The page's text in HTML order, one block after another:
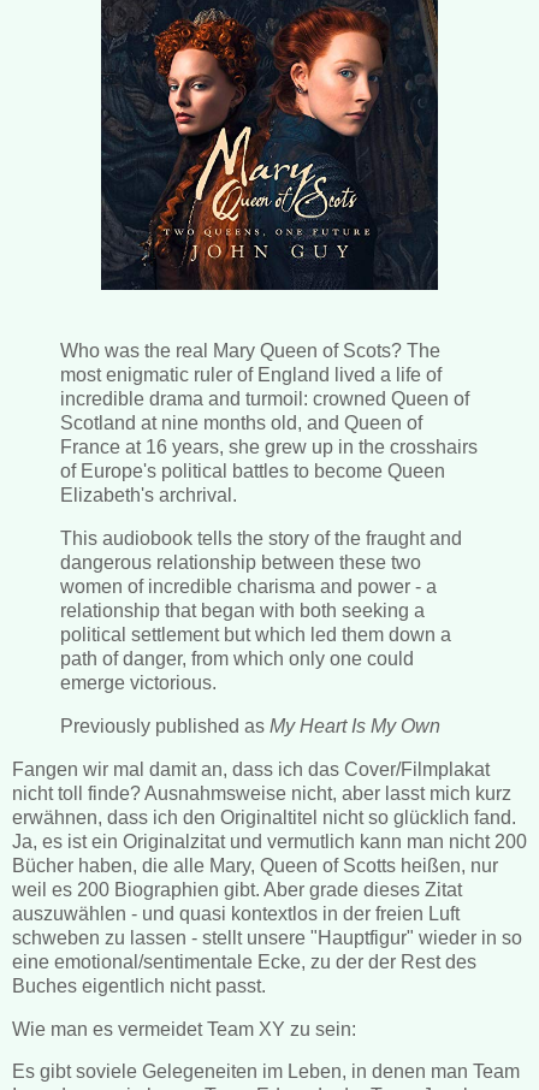
Who was the real Mary Queen of Scots? The
most enigmatic ruler of England lived a life of
incredible drama and turmoil: crowned Queen of
Scotland at nine months old, and Queen of
France at 16 years, she grew up in the crosshairs
of Europe's political battles to become Queen
Elizabeth's archrival.
This audiobook tells the story of the fraught and
dangerous relationship between these two
women of incredible charisma and power - a
relationship that began with both seeking a
political settlement but which led them down a
path of danger, from which only one could
emerge victorious.
Previously published as My Heart Is My Own
Fangen wir mal damit an, dass ich das Cover/Filmplakat
nicht toll finde? Ausnahmsweise nicht, aber lasst mich kurz
erwähnen, dass ich den Originaltitel nicht so glücklich fand.
Ja, es ist ein Originalzitat und vermutlich kann man nicht 200
Bücher haben, die alle Mary, Queen of Scotts heißen, nur
weil es 200 Biographien gibt. Aber grade dieses Zitat
auszuwählen - und quasi kontextlos in der freien Luft
schweben zu lassen - stellt unsere "Hauptfigur" wieder in so
eine emotional/sentimentale Ecke, zu der der Rest des
Buches eigentlich nicht passt.
Wie man es vermeidet Team XY zu sein:
Es gibt soviele Gelegeneiten im Leben, in denen man Team